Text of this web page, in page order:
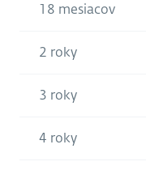
18 mesiacov
2 roky
3 roky
4 roky